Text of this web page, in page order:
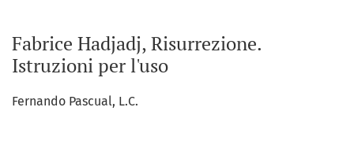
Fabrice Hadjadj, Risurrezione.
Istruzioni per l'uso
Fernando Pascual, L.C.